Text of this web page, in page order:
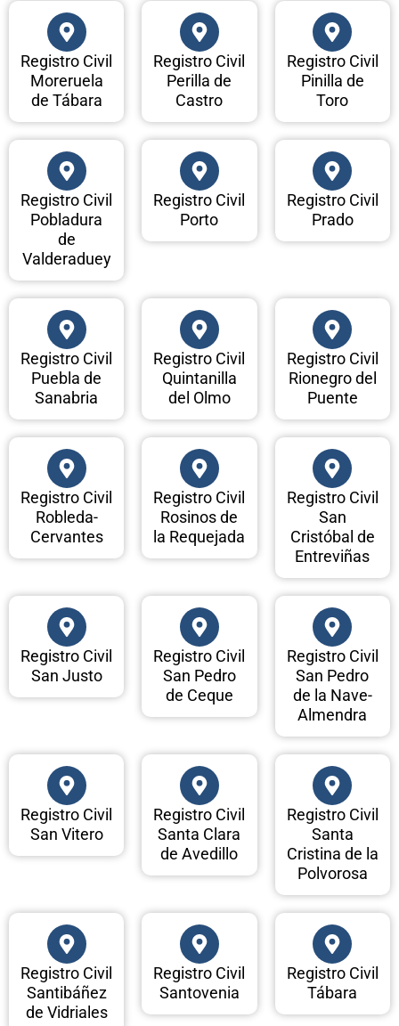
Registro Civil
Moreruela
de Tábara
Registro Civil
Perilla de
Castro
Registro Civil
Pinilla de
Toro
Registro Civil
Pobladura
de
Valderaduey
Registro Civil
Porto
Registro Civil
Prado
Registro Civil
Puebla de
Sanabria
Registro Civil
Quintanilla
del Olmo
Registro Civil
Rionegro del
Puente
Registro Civil
Robleda-
Cervantes
Registro Civil
Rosinos de
la Requejada
Registro Civil
San
Cristóbal de
Entreviñas
Registro Civil
San Justo
Registro Civil
San Pedro
de Ceque
Registro Civil
San Pedro
de la Nave-
Almendra
Registro Civil
San Vitero
Registro Civil
Santa Clara
de Avedillo
Registro Civil
Santa
Cristina de la
Polvorosa
Registro Civil
Santibáñez
de Vidriales
Registro Civil
Santovenia
Registro Civil
Tábara